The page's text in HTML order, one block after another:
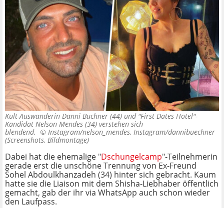
Kult-Auswanderin Danni Büchner (44) und "First Dates Hotel"-
Kandidat Nelson Mendes (34) verstehen sich
blendend. © Instagram/nelson_mendes, Instagram/dannibuechner
(Screenshots, Bildmontage)
Dabei hat die ehemalige "Dschungelcamp"-Teilnehmerin
gerade erst die unschöne Trennung von Ex-Freund
Sohel Abdoulkhanzadeh (34) hinter sich gebracht. Kaum
hatte sie die Liaison mit dem Shisha-Liebhaber öffentlich
gemacht, gab der ihr via WhatsApp auch schon wieder
den Laufpass.